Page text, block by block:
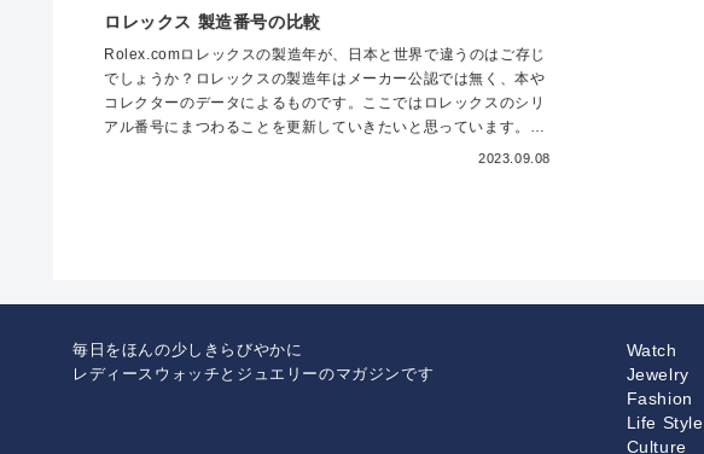
ロレックス 製造番号の比較
Rolex.comロレックスの製造年が、日本と世界で違うのはご存じ
でしょうか？ロレックスの製造年はメーカー公認では無く、本や
コレクターのデータによるものです。ここではロレックスのシリ
アル番号にまつわることを更新していきたいと思っています。
2023.09.08
毎日をほんの少しきらびやかに
レディースウォッチとジュエリーのマガジンです
Watch
Jewelry
Fashion
Life Style
Culture